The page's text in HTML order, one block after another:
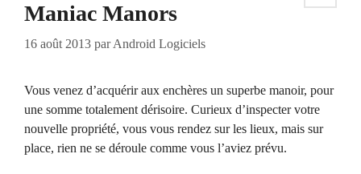
Maniac Manors
16 août 2013 parAndroid Logiciels
Vous venez d’acquérir aux enchères un superbe manoir, pour
une somme totalement dérisoire. Curieux d’inspecter votre
nouvelle propriété, vous vous rendez sur les lieux, mais sur
place, rien ne se déroule comme vous l’aviez prévu.